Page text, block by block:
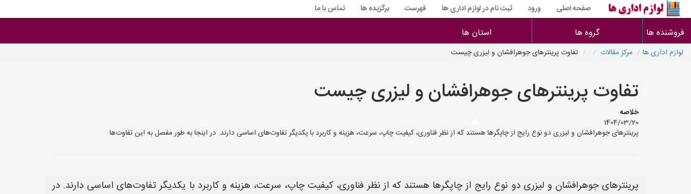
صفحه اصلی ورود ثبت نام در لوازم اداری ها فهرست برگزیده ها تماس با ما
فروشنده ها گروه ها استان ها
لوازم اداری ها مرکز مقالات تفاوت پرینترهای جوهرافشان و لیزری چیست
تفاوت پرینترهای جوهرافشان و لیزری چیست
خلاصه
1404/03/20
پرینترهای جوهرافشان و لیزری دو نوع رایج از چاپگرها هستند که از نظر فناوری، کیفیت چاپ، سرعت، هزینه و کاربرد با یکدیگر تفاوت‌های اساسی دارند. در اینجا به طور مفصل به این تفاوت‌ها
پرینترهای جوهرافشان و لیزری دو نوع رایج از چاپگرها هستند که از نظر فناوری، کیفیت چاپ، سرعت، هزینه و کاربرد با یکدیگر تفاوت‌های اساسی دارند. در